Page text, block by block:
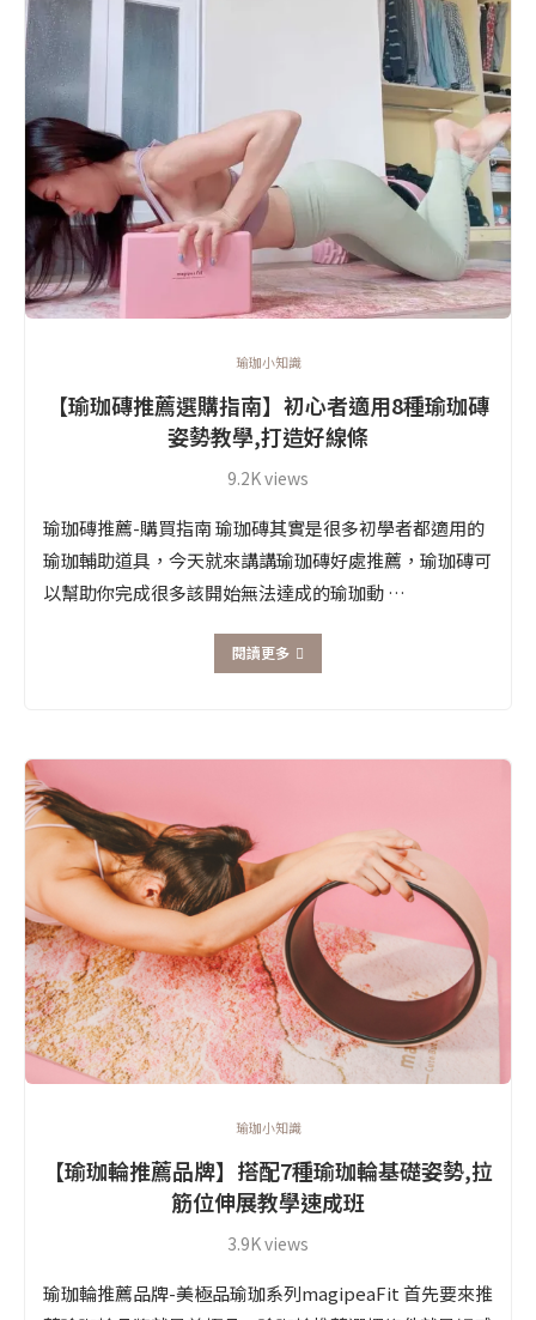
瑜珈小知識
【瑜珈磚推薦選購指南】初心者適用8種瑜珈磚
姿勢教學,打造好線條
9.2K views
瑜珈磚推薦-購買指南 瑜珈磚其實是很多初學者都適用的
瑜珈輔助道具，今天就來講講瑜珈磚好處推薦，瑜珈磚可
以幫助你完成很多該開始無法達成的瑜珈動 …
閱讀更多
瑜珈小知識
【瑜珈輪推薦品牌】搭配7種瑜珈輪基礎姿勢,拉
筋位伸展教學速成班
3.9K views
瑜珈輪推薦品牌-美極品瑜珈系列magipeaFit 首先要來推